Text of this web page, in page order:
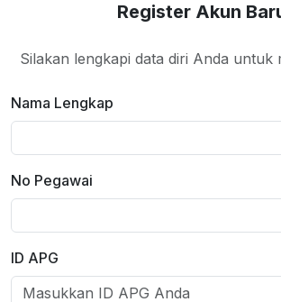
Register Akun
Silakan lengkapi data diri Anda untuk
Nama Lengkap
No Pegawai
ID APG